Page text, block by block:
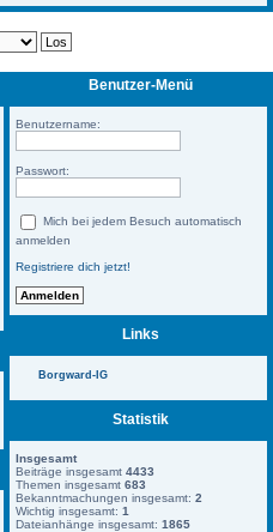
Benutzer-Menü
Benutzername:
Passwort:
Mich bei jedem Besuch automatisch
anmelden
Registriere dich jetzt!
Links
Borgward-IG
Statistik
Insgesamt
Beiträge insgesamt4433
Themen insgesamt683
Bekanntmachungen insgesamt:2
Wichtig insgesamt:1
Dateianhänge insgesamt:1865